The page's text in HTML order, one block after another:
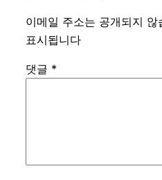
이메일 주소는 공개되지 않
표시됩니다
댓글 *